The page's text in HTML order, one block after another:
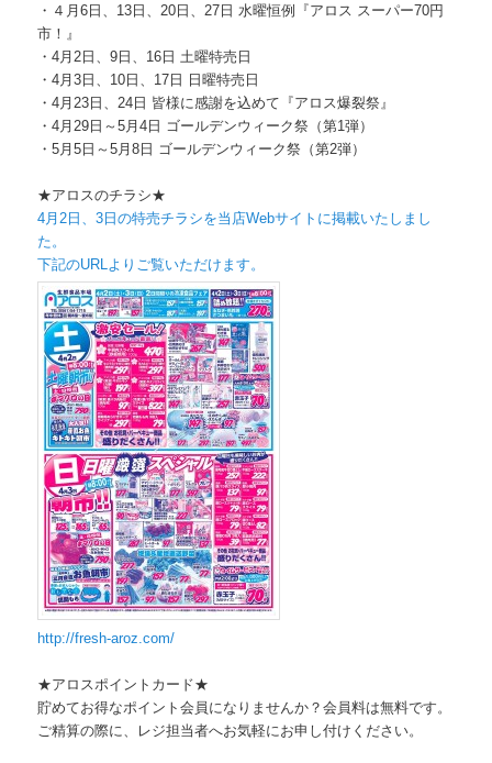
・４月6日、13日、20日、27日 水曜恒例『アロス スーパー70円
市！』
・4月2日、9日、16日 土曜特売日
・4月3日、10日、17日 日曜特売日
・4月23日、24日 皆様に感謝を込めて『アロス爆裂祭』
・4月29日～5月4日 ゴールデンウィーク祭（第1弾）
・5月5日～5月8日 ゴールデンウィーク祭（第2弾）
★アロスのチラシ★
4月2日、3日の特売チラシを当店Webサイトに掲載いたしまし
た。
下記のURLよりご覧いただけます。
http://fresh-aroz.com/
★アロスポイントカード★
貯めてお得なポイント会員になりませんか？会員料は無料です。
ご精算の際に、レジ担当者へお気軽にお申し付けください。